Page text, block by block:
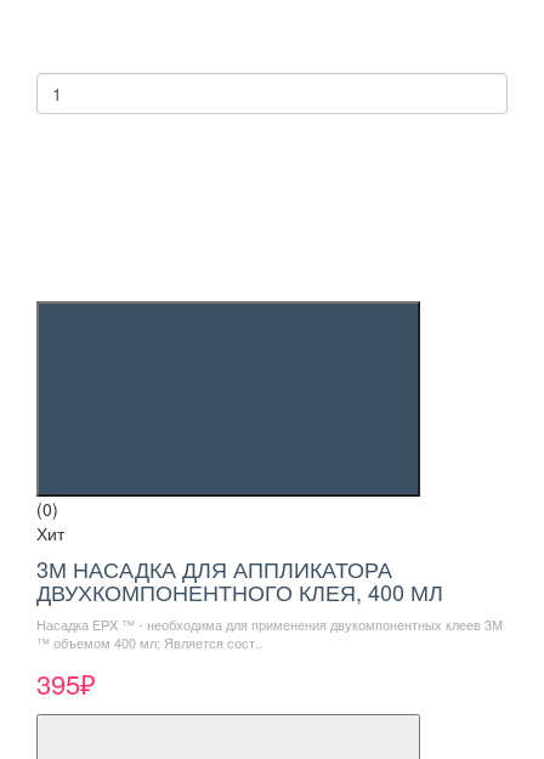
(0)
Хит
3М НАСАДКА ДЛЯ АППЛИКАТОРА
ДВУХКОМПОНЕНТНОГО КЛЕЯ, 400 МЛ
Насадка EPX ™ - необходима для применения двукомпонентных клеев 3М
™ объемом 400 мл; Является сост..
395₽